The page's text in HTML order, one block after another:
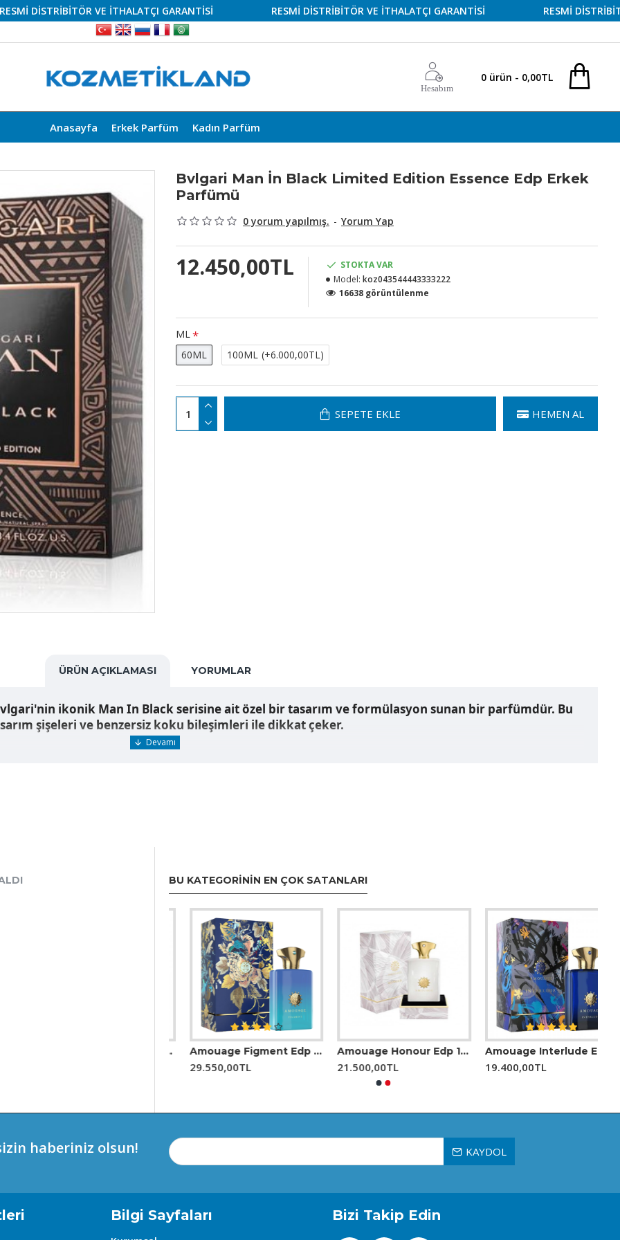
DİSTRİBİTÖR VE İTHALATÇI GARANTİSİ RESMİ DİSTRİBİTÖR VE İTHALATÇI GARANTİSİ RESMİ DİSTRİBİTÖR
Hesabım
0 ürün - 0,00TL
Anasayfa Erkek Parfüm Kadın Parfüm
Bvlgari Man İn Black Limited Edition Essence Edp Erkek
Parfümü
0 yorum yapılmış. - Yorum Yap
12.450,00TL
STOKTA VAR
Model: koz043544443333222
16638 görüntülenme
ML
60ML
100ML (+6.000,00TL)
SEPETE EKLE HEMEN AL
ÜRÜN AÇIKLAMASI YORUMLAR
ikonik Man In Black serisine ait özel bir tasarım ve formülasyon sunan bir parfümdür. Bu
şişeleri ve benzersiz koku bileşimleri ile dikkat çeker.
veya sınırlı bir üretim ambalajı sunulur.
geliştirilmiş özel birleşimler içerebilir.
koleksiyonların bir parçası olarak kullanılır. Sıra dışı ve etkileyici koku profili, özellikle gece
bilgi ve değerlendirmeler, resmi parfümerilerden veya markanın kendi tanıtım
yılbaşı dönemlerinde veya belirli yıl dönümleri için oluşturulan serilerden bir parçası olarak
yardımcı olabilir. Eğer bu parfüme sahipseniz veya denemek istiyorsanız, kendi kişisel
dair değerlendirmek her zaman en iyi yaklaşım olacaktır.
BU KATEGORININ EN ÇOK SATANLARI
Amouage Figment Edp 100 Ml Erkek Parfüm
29.550,00TL
Amouage Honour Edp 100 Ml Erkek Parfüm
21.500,00TL
Amouage Interlude EDP 100 Ml Erkek Parfüm
19.400,00TL
haberiniz olsun! KAYDOL
Bilgi Sayfaları Bizi Takip Edin